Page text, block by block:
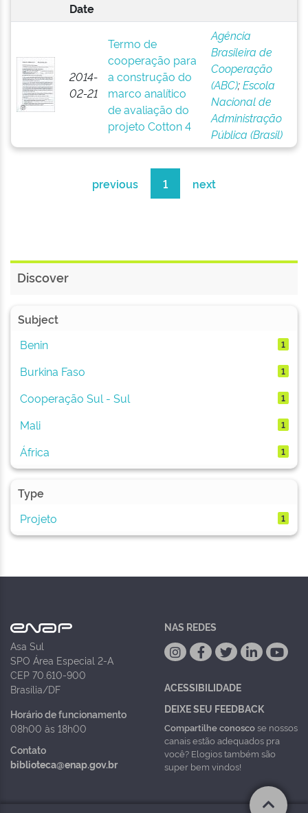
Date
2014-
02-21
Termo de
cooperação para
a construção do
marco analítico
de avaliação do
projeto Cotton 4
Agência
Brasileira de
Cooperação
(ABC);Escola
Nacional de
Administração
Pública (Brasil)
previous 1 next
Discover
Subject
Benin
1
Burkina Faso 1
Cooperação Sul - Sul 1
Mali 1
África 1
Type
Projeto
1
Asa Sul
SPO Área Especial 2-A
CEP 70.610-900
Brasília/DF
Horário de funcionamento
08h00 às 18h00
Contato
biblioteca@enap.gov.br
NAS REDES
ACESSIBILIDADE
DEIXE SEU FEEDBACK
Compartilhe conoscose nossos
canais estão adequados pra
você? Elogios também são
super bem vindos!